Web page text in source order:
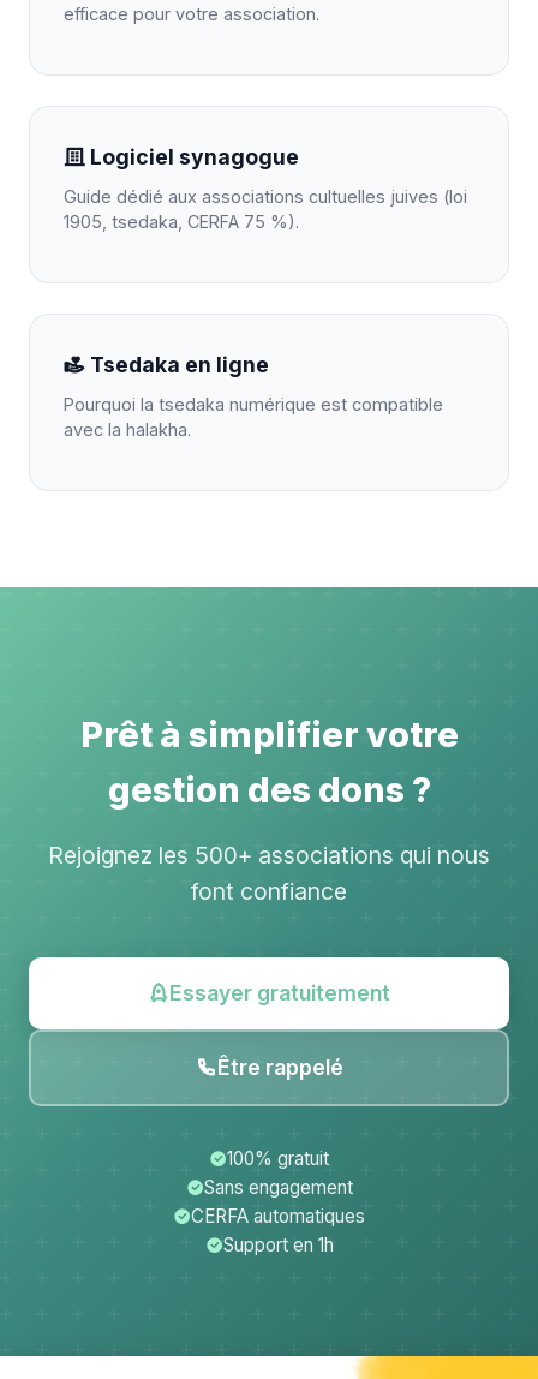
efficace pour votre association.
Logiciel synagogue
Guide dédié aux associations cultuelles juives (loi
1905, tsedaka, CERFA 75 %).
Tsedaka en ligne
Pourquoi la tsedaka numérique est compatible
avec la halakha.
Prêt à simplifier votre
gestion des dons ?
Rejoignez les 500+ associations qui nous
font confiance
Essayer gratuitement
Être rappelé
100% gratuit
Sans engagement
CERFA automatiques
Support en 1h